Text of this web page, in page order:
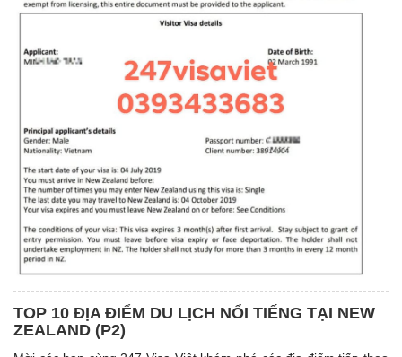
TOP 10 ĐỊA ĐIỂM DU LỊCH NỔI TIẾNG TẠI NEW
ZEALAND (P2)